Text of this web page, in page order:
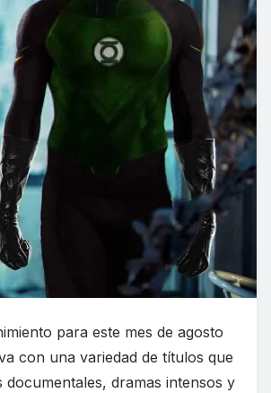
para este mes de agosto
con una variedad de títulos que
documentales, dramas intensos y